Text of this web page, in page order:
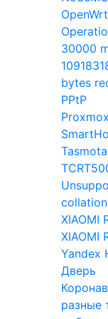
OpenWrt
30000
bytes
PPtP
Proxmox
Tasmota
XIAOMI
XIAOMI
Yandex
Дверь
разные